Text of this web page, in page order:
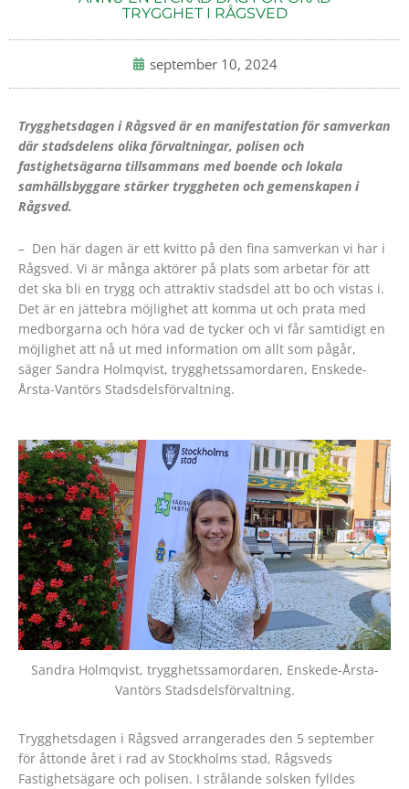
TRYGGHET I RÅGSVED
september 10, 2024
Trygghetsdagen i Rågsved är en manifestation för samverkan
där stadsdelens olika förvaltningar, polisen och
fastighetsägarna tillsammans med boende och lokala
samhällsbyggare stärker tryggheten och gemenskapen i
Rågsved.
– Den här dagen är ett kvitto på den fina samverkan vi har i
Rågsved. Vi är många aktörer på plats som arbetar för att
det ska bli en trygg och attraktiv stadsdel att bo och vistas i.
Det är en jättebra möjlighet att komma ut och prata med
medborgarna och höra vad de tycker och vi får samtidigt en
möjlighet att nå ut med information om allt som pågår,
säger Sandra Holmqvist, trygghetssamordaren, Enskede-
Årsta-Vantörs Stadsdelsförvaltning.
Sandra Holmqvist, trygghetssamordaren, Enskede-Årsta-
Vantörs Stadsdelsförvaltning.
Trygghetsdagen i Rågsved arrangerades den 5 september
för åttonde året i rad av Stockholms stad, Rågsveds
Fastighetsägare och polisen. I strålande solsken fylldes